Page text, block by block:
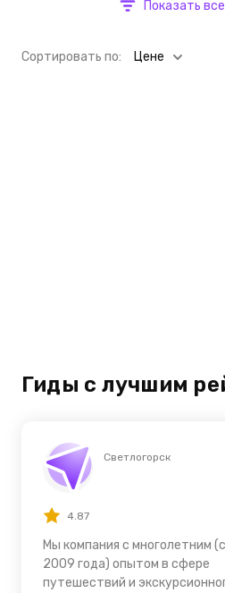
Показать
Cортировать по: Цене
Гиды с лучшим
Светлогорск
4.87
Мы компания с многолетним (c
2009 года) опытом в сфере
путешествий и